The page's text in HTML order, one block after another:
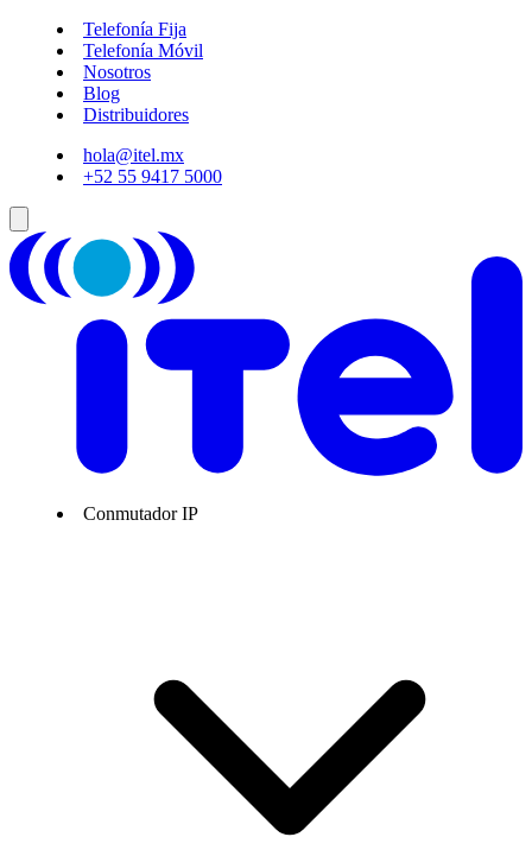
Telefonía Fija
Telefonía Móvil
Nosotros
Blog
Distribuidores
hola@itel.mx
+52 55 9417 5000
Conmutador IP